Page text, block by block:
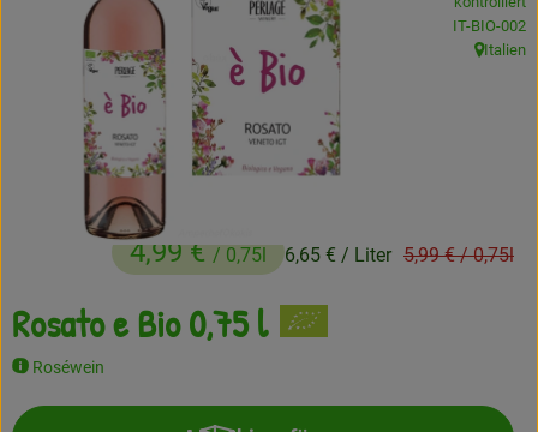
Frisches
Angebote
Haltbares
Getränke
Naturkosmetik
Gratis Ökokiste im Wert von 25 Euro
Rosato e Bio 0,75 l
Roséwein
4,99 €/ 0,75l 6,65 € / Liter Alter Preis:
5,99 €/ 0,75l
,IT-BIO-002
,
Italien